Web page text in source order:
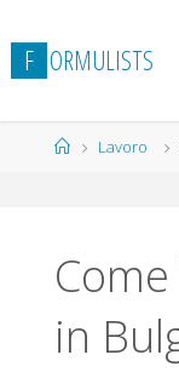
al
contenuto
F ORMULISTS
HomeLavoro
in